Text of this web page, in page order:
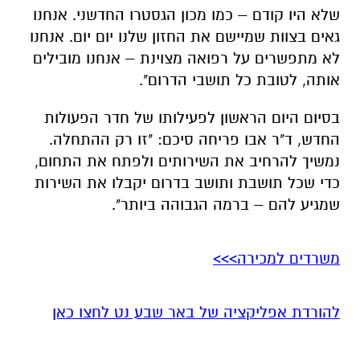
שלא היו קודם – כמו מכון הגסטרו החדשני. אנחנו
גאים בצוות שמיישם את החזון שלנו יום יום. אנחנו
לא מתפשרים על רפואה מצוינת – אנחנו מובילים
אותה, לטובת כל תושבי הדרום".
בסיום היום הראשון לפעילותו של חדר הפעולות
החדש, ד"ר אבו פריחה סיכם: "זו רק ההתחלה.
נמשיך להרחיב את השירותים ולפתח את התחום,
כדי שכל תושבת ותושב בדרום יקבלו את השירות
שמגיע להם – ברמה הגבוהה ביותר".
משרדים למכירה>>>
להורדת אפליקציה של באר שבע נט לחצו כאן